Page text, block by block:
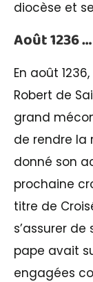
diocèse et
Août 1236 …
En août
Robert de
grand
de rendre la
donné son
prochaine
titre de
s’assurer
pape avait
engagées